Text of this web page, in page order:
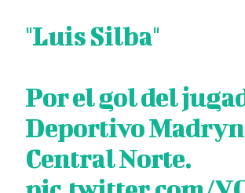
"Luis Silba"
Por el gol del
Deportivo
Central Norte.